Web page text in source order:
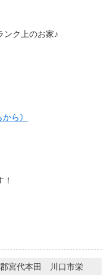
ンク上のお家♪
ら》
宮代本田 川口市栄